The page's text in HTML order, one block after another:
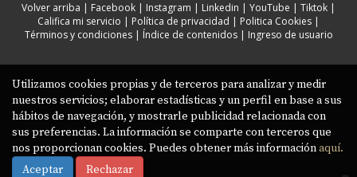
Volver arriba | Facebook | Instagram | Linkedin | YouTube | Tiktok |
Califica mi servicio | Política de privacidad | Politica Cookies |
Términos y condiciones| Índice de contenidos| Ingreso de usuario
Utilizamos cookies propias y de terceros para analizar y medir
nuestros servicios; elaborar estadísticas y un perfil en base a sus
hábitos de navegación, y mostrarle publicidad relacionada con
sus preferencias. La información se comparte con terceros que
nos proporcionan cookies. Puedes obtener más informaciónaquí.
Aceptar
Rechazar